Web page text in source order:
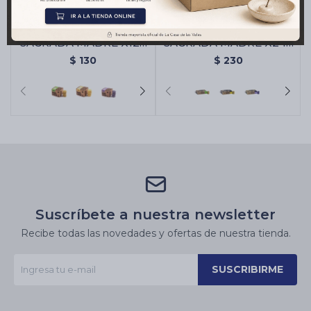
BOMBA CARBÓN
SAGRADA MADRE X12 -
Citronella/naranja
$ 130
BOMBA CARBÓN
SAGRADA MADRE X24 -
Citronella/naranja
$ 230
Suscríbete a nuestra newsletter
Recibe todas las novedades y ofertas de nuestra tienda.
SUSCRIBIRME